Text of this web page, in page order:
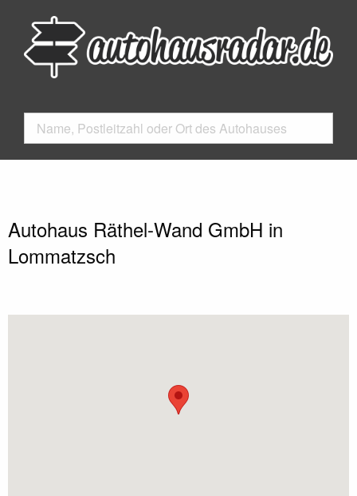
Autohaus Räthel-Wand GmbH in
Lommatzsch